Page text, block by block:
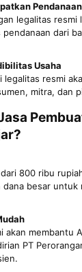
Pendanaan
legalitas resmi
dari
Usaha
legalitas resmi
mitra, dan
800 ribu
besar untuk
akan membantu
PT